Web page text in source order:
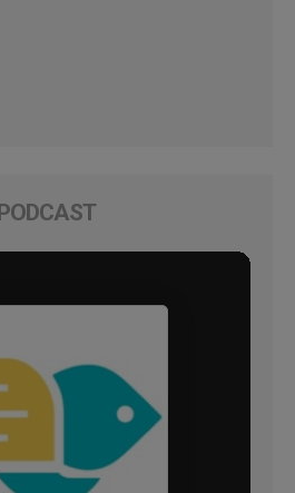
PODCAST